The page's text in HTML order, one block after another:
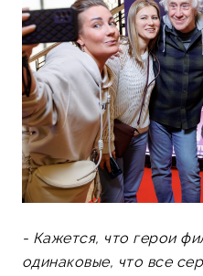
- Кажется, что герои
одинаковые, что все